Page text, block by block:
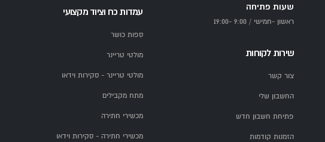
שעות פתיחה
ראשון -חמישי / 9:00 -19:00
שירות לקוחות
צור קשר
החשבון שלי
פתיחת חשבון חדש
הזמנות קודמות
עמדות כח וציוד מקצועי
ספות כושר
מולטי טריינר
מולטי טריינר - סקירות וידאו
מתח מקבילים
מכשירי חתירה
מכשירי חתירה - סקירות וידאו